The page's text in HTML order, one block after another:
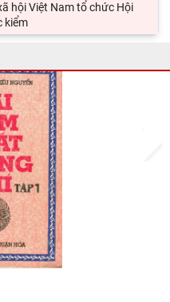
hội Việt Nam tổ chức Hội
kiểm
học quốc gia "Danh nhân
nhân văn hóa Lê Quý Đôn -
khoa học quốc gia "Danh
và giá